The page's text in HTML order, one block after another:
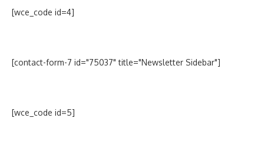
[wce_code id=4]
[contact-form-7 id="75037" title="Newsletter Sidebar"]
[wce_code id=5]